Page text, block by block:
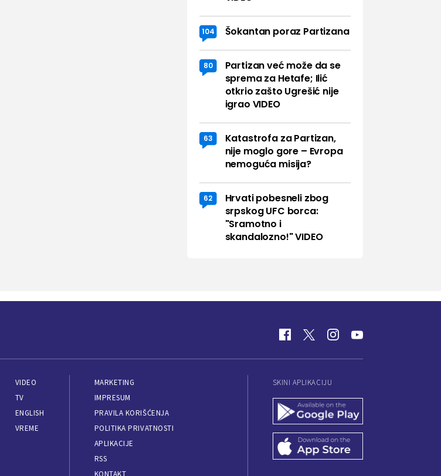
104 Šokantan poraz Partizana
80
Partizan već može da se
sprema za Hetafe; Ilić
otkrio zašto Ugrešić nije
igrao VIDEO
63
Katastrofa za Partizan,
nije moglo gore – Evropa
nemoguća misija?
62
Hrvati pobesneli zbog
srpskog UFC borca:
"Sramotno i
skandalozno!" VIDEO
VIDEO
TV
ENGLISH
VREME
MARKETING
IMPRESUM
PRAVILA KORIŠĆENJA
POLITIKA PRIVATNOSTI
APLIKACIJE
RSS
KONTAKT
SKINI APLIKACIJU